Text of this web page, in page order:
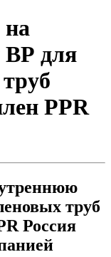
ВР для
PPR
труб
Россия